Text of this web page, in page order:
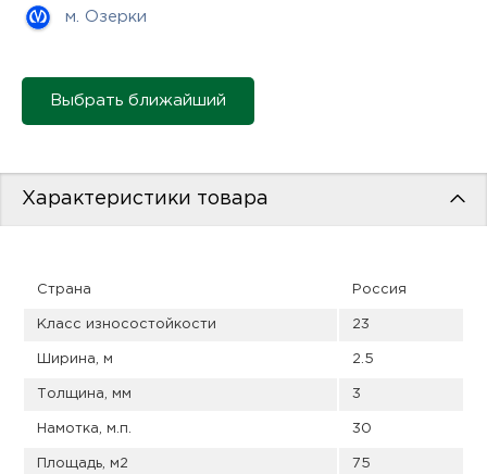
м. Озерки
Выбрать ближайший
Характеристики товара
Страна Россия
Класс износостойкости 23
Ширина, м 2.5
Толщина, мм 3
Намотка, м.п. 30
Площадь, м2 75